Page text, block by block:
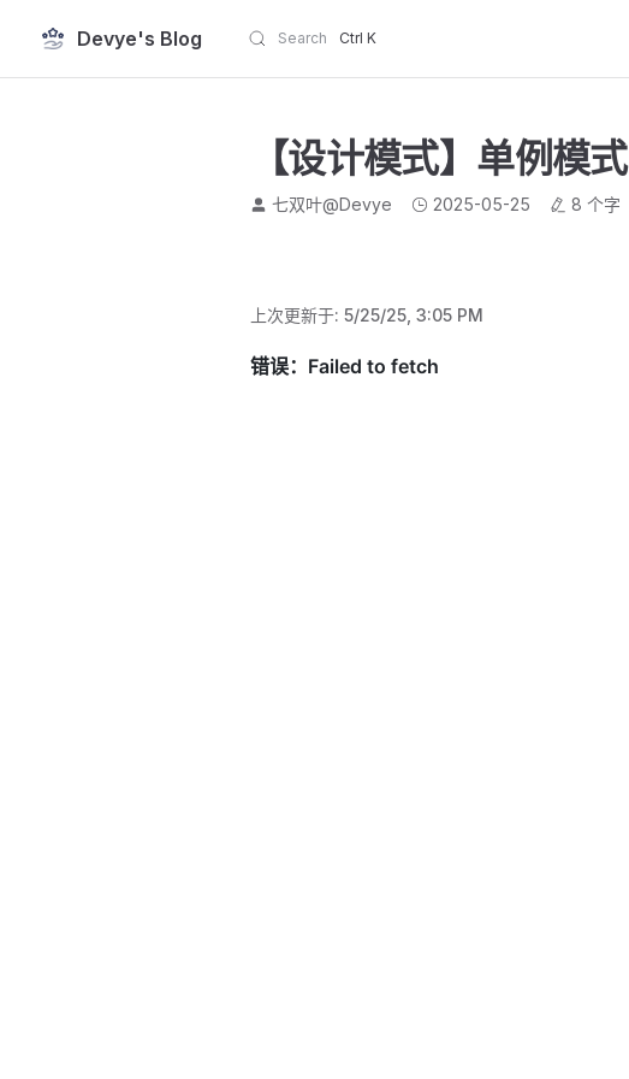
Skip to content
Devye's Blog Search Ctrl K
【设计模式】单例模式
七双叶@Devye 2025-05-25 8 个字
上次更新于: 5/25/25, 3:05 PM